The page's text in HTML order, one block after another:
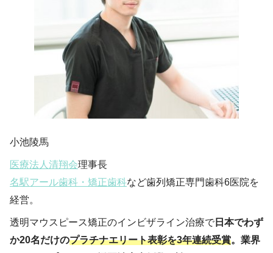
小池陵馬
医療法人清翔会理事長
名駅アール歯科・矯正歯科など歯列矯正専門歯科6医院を
経営。
透明マウスピース矯正のインビザライン治療で 日本でわず
か20名だけのプラチナエリート表彰を3年連続受賞。業界